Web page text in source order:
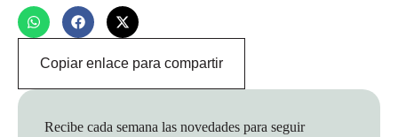
Copiar enlace para compartir
Recibe cada semana las novedades para seguir